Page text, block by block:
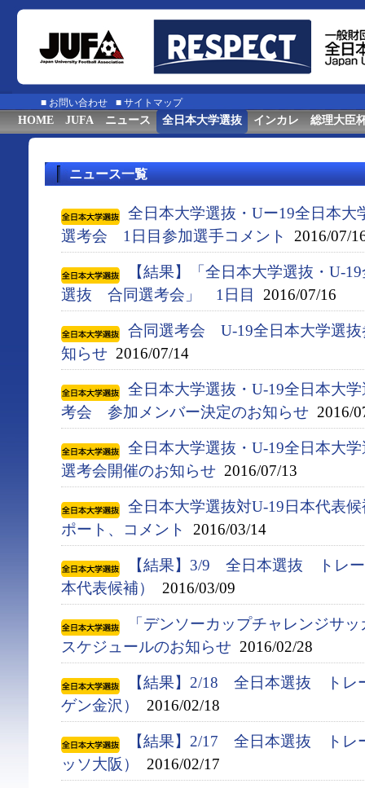
■ お問い合わせ ■ サイトマップ
HOME JUFA ニュース 全日本大学選抜 インカレ 総理大臣
ニュース一覧
全日本大学選抜・Uー19全日本大
選考会 1日目参加選手コメント
2016/07/
【結果】「全日本大学選抜・U-
選抜 合同選考会」 1日目
2016/07/16
合同選考会 U-19全日本大学選抜
知らせ 2016/07/14
全日本大学選抜・U-19全日本大
考会 参加メンバー決定のお知らせ 2016/
全日本大学選抜・U-19全日本大
選考会開催のお知らせ 2016/07/13
全日本大学選抜対U-19日本代表
ポート、コメント
2016/03/14
【結果】3/9 全日本選抜 トレ
本代表候補）
2016/03/09
「デンソーカップチャレンジサ
スケジュールのお知らせ 2016/02/28
【結果】2/18 全日本選抜 ト
ゲン金沢）
2016/02/18
【結果】2/17 全日本選抜 ト
ッソ大阪）
2016/02/17